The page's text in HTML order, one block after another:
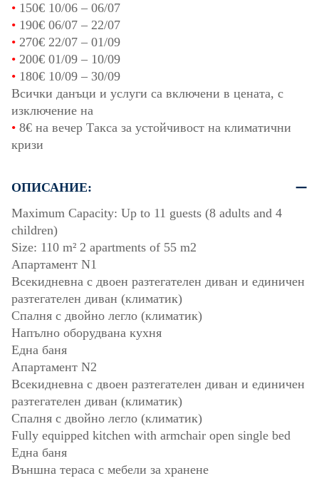
• 150€ 10/06 – 06/07
• 190€ 06/07 – 22/07
• 270€ 22/07 – 01/09
• 200€ 01/09 – 10/09
• 180€ 10/09 – 30/09
Всички данъци и услуги са включени в цената, с
изключение на
• 8€ на вечер Такса за устойчивост на климатични
кризи
ОПИСАНИЕ:
Maximum Capacity: Up to 11 guests (8 adults and 4
children)
Size: 110 m² 2 apartments of 55 m2
Апартамент N1
Всекидневна с двоен разтегателен диван и единичен
разтегателен диван (климатик)
Спалня с двойно легло (климатик)
Напълно оборудвана кухня
Една баня
Апартамент N2
Всекидневна с двоен разтегателен диван и единичен
разтегателен диван (климатик)
Спалня с двойно легло (климатик)
Fully equipped kitchen with armchair open single bed
Една баня
Външна тераса с мебели за хранене